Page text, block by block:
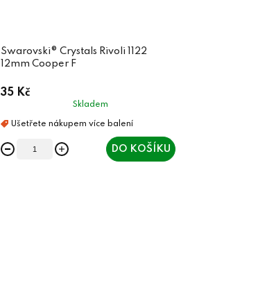
Swarovski® Crystals Rivoli 1122
12mm Cooper F
35 Kč
Skladem
DO KOŠÍKU